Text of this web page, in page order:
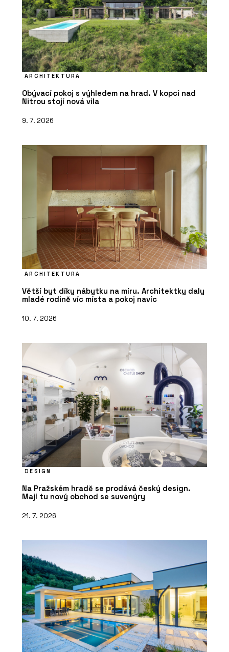
ARCHITEKTURA
Obývací pokoj s výhledem na hrad. V kopci nad
Nitrou stojí nová vila
9. 7. 2026
ARCHITEKTURA
Větší byt díky nábytku na míru. Architektky daly
mladé rodině víc místa a pokoj navíc
10. 7. 2026
DESIGN
Na Pražském hradě se prodává český design.
Mají tu nový obchod se suvenýry
21. 7. 2026